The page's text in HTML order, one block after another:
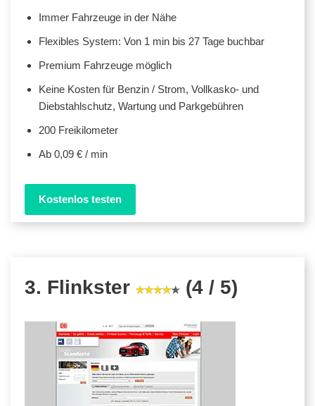
Immer Fahrzeuge in der Nähe
Flexibles System: Von 1 min bis 27 Tage buchbar
Premium Fahrzeuge möglich
Keine Kosten für Benzin / Strom, Vollkasko- und
Diebstahlschutz, Wartung und Parkgebühren
200 Freikilometer
Ab 0,09 € / min
Kostenlos testen
3. Flinkster (4 / 5)